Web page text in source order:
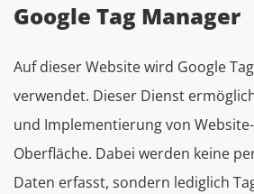
Google Tag Manager
Auf dieser Website wird Google
verwendet. Dieser Dienst
und Implementierung von
Oberfläche. Dabei werden keine
Daten erfasst, sondern lediglich